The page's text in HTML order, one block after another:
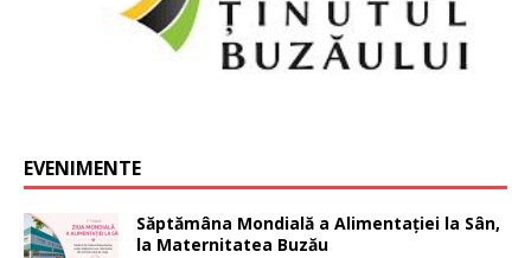
EVENIMENTE
Săptămâna Mondială a Alimentației la Sân,
la Maternitatea Buzău